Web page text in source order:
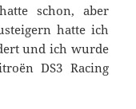
schon, aber
hatte ich
und ich wurde
DS3 Racing